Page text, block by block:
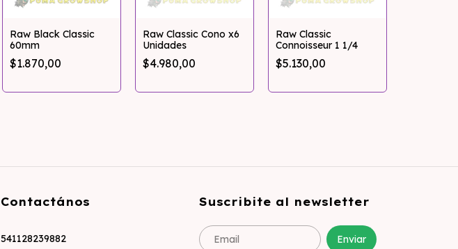
Raw Black Classic
60mm
$1.870,00
Raw Classic Cono x6
Unidades
$4.980,00
Raw Classic
Connoisseur 1 1/4
$5.130,00
Contactános
541128239882
Suscribite al newsletter